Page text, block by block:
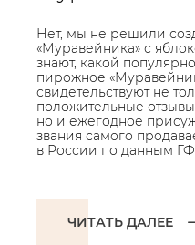
Нет, мы не решили
«Муравейника» с
знают, какой
пирожное
свидетельствуют не
положительные
но и ежегодное
звания самого
в России по данным
ЧИТАТЬ ДАЛЕЕ